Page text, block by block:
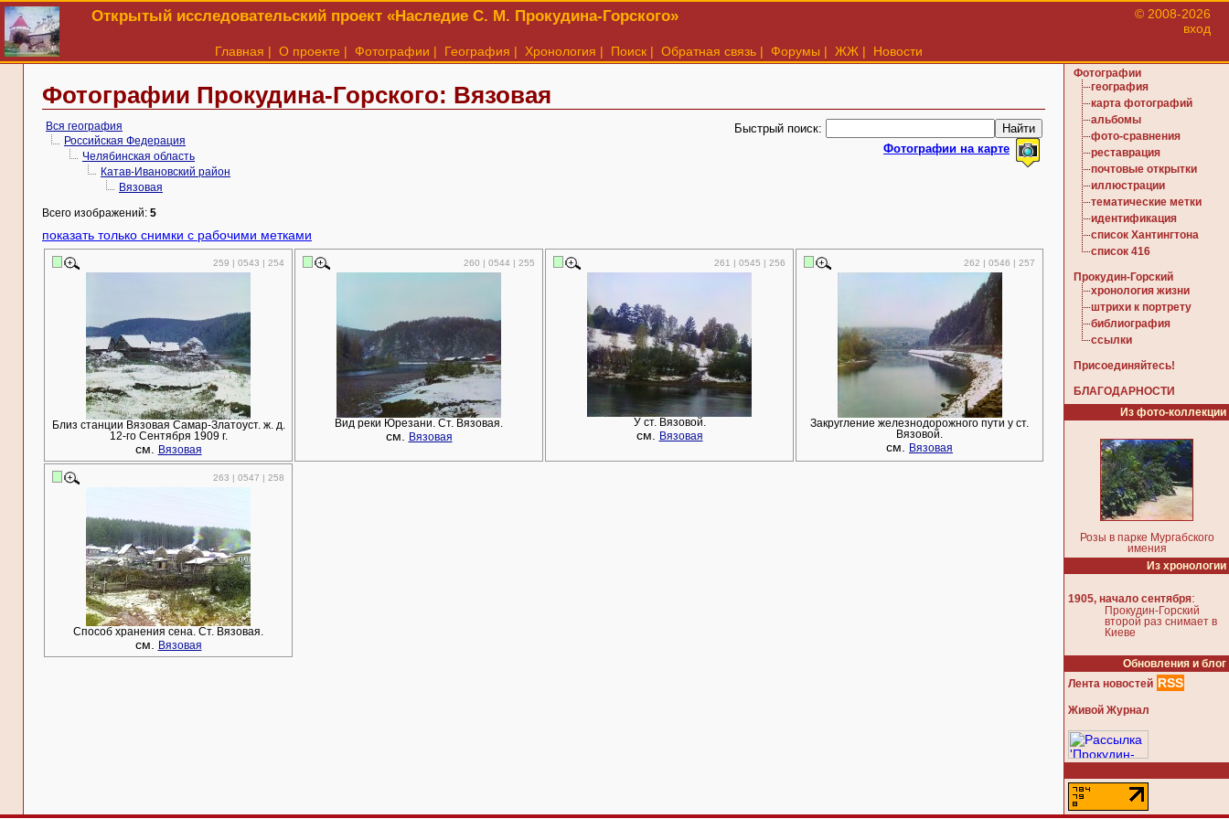
Открытый исследовательский проект «Наследие С. М. Прокудина-Горского»
© 2008-2026
вход
Главная | О проекте | Фотографии | География | Хронология | Поиск | Обратная связь | Форумы | ЖЖ | Новости
Фотографии Прокудина-Горского: Вязовая
Вся география
Российская Федерация
Челябинская область
Катав-Ивановский район
Вязовая
Быстрый поиск:
Фотографии на карте
Всего изображений: 5
показать только снимки с рабочими метками
259 | 0543 | 254
Близ станции Вязовая Самар-Златоуст. ж. д.
12-го Сентября 1909 г.
см. Вязовая
260 | 0544 | 255
Вид реки Юрезани. Ст. Вязовая.
см. Вязовая
261 | 0545 | 256
У ст. Вязовой.
см. Вязовая
262 | 0546 | 257
Закругление железнодорожного пути у ст.
Вязовой.
см. Вязовая
263 | 0547 | 258
Способ хранения сена. Ст. Вязовая.
см. Вязовая
Фотографии
география
карта фотографий
альбомы
фото-сравнения
реставрация
почтовые открытки
иллюстрации
тематические метки
идентификация
список Хантингтона
список 416
Прокудин-Горский
хронология жизни
штрихи к портрету
библиография
ссылки
Присоединяйтесь!
БЛАГОДАРНОСТИ
Из фото-коллекции
Розы в парке Мургабского
имения
Из хронологии
1905, начало сентября:
Прокудин-Горский
второй раз снимает в
Киеве
Обновления и блог
Лента новостей RSS
Живой Журнал